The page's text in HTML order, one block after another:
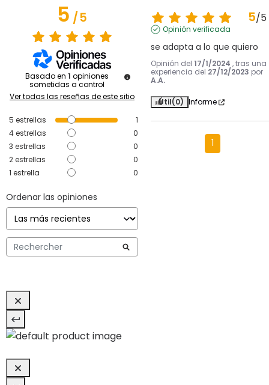
5/5
Basado en 1 opiniones
sometidas a control
Ver todas las reseñas de este sitio
5 estrellas
1
4estrellas
0
3 estrellas
0
2estrellas
0
1 estrella 0
Ordenar las opiniones
5/5
Opinión verificada
se adapta a lo que quiero
Opinión del 17/1/2024 , tras una
experiencia del 27/12/2023 por
A.A.
Útil(0) Informe
1